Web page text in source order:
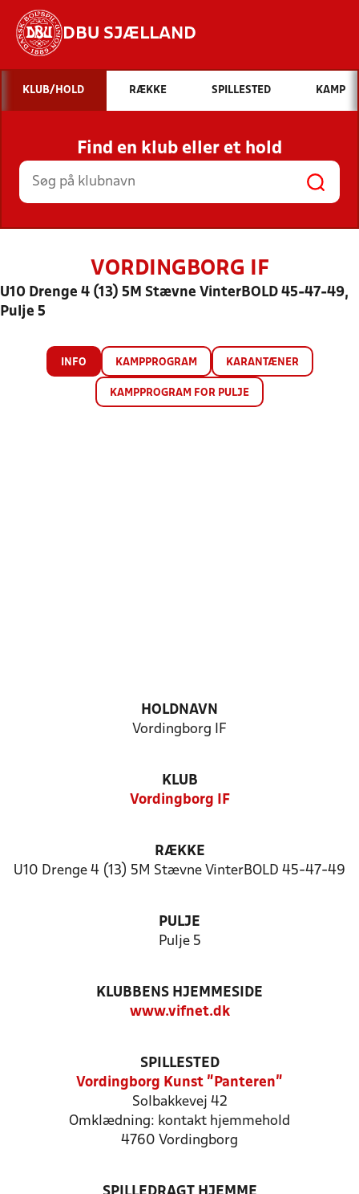
DBU SJÆLLAND
Hvad vil du søge efter?
INDHOLD OG NYHEDER
STILLINGER, RESULTATER, KLUBBER OG
HOLD
KLUB/HOLD RÆKKE SPILLESTED KAMP
Find en klub eller et hold
VORDINGBORG IF
U10 Drenge 4 (13) 5M Stævne VinterBOLD 45-47-49,
Pulje 5
INFO KAMPPROGRAM KARANTÆNER
KAMPPROGRAM FOR PULJE
HOLDNAVN
Vordingborg IF
KLUB
Vordingborg IF
RÆKKE
U10 Drenge 4 (13) 5M Stævne VinterBOLD 45-47-49
PULJE
Pulje 5
KLUBBENS HJEMMESIDE
www.vifnet.dk
SPILLESTED
Vordingborg Kunst "Panteren"
Solbakkevej 42
Omklædning: kontakt hjemmehold
4760 Vordingborg